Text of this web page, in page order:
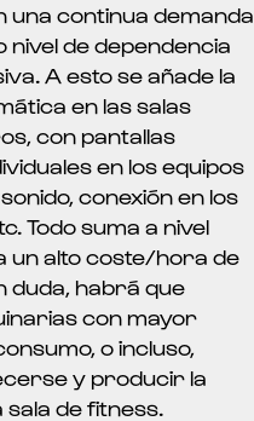
continua demanda
nivel de dependencia
A esto se añade la
en las salas
con pantallas
en los equipos
conexión en los
Todo suma a nivel
un alto coste/hora de
duda, habrá que
con mayor
o incluso,
y producir la
de fitness.